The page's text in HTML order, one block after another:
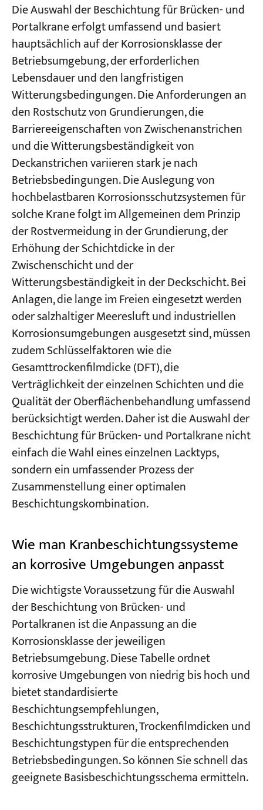
Die Auswahl der Beschichtung für Brücken- und
Portalkrane erfolgt umfassend und basiert
hauptsächlich auf der Korrosionsklasse der
Betriebsumgebung, der erforderlichen
Lebensdauer und den langfristigen
Witterungsbedingungen. Die Anforderungen an
den Rostschutz von Grundierungen, die
Barriereeigenschaften von Zwischenanstrichen
und die Witterungsbeständigkeit von
Deckanstrichen variieren stark je nach
Betriebsbedingungen. Die Auslegung von
hochbelastbaren Korrosionsschutzsystemen für
solche Krane folgt im Allgemeinen dem Prinzip
der Rostvermeidung in der Grundierung, der
Erhöhung der Schichtdicke in der
Zwischenschicht und der
Witterungsbeständigkeit in der Deckschicht. Bei
Anlagen, die lange im Freien eingesetzt werden
oder salzhaltiger Meeresluft und industriellen
Korrosionsumgebungen ausgesetzt sind, müssen
zudem Schlüsselfaktoren wie die
Gesamttrockenfilmdicke (DFT), die
Verträglichkeit der einzelnen Schichten und die
Qualität der Oberflächenbehandlung umfassend
berücksichtigt werden. Daher ist die Auswahl der
Beschichtung für Brücken- und Portalkrane nicht
einfach die Wahl eines einzelnen Lacktyps,
sondern ein umfassender Prozess der
Zusammenstellung einer optimalen
Beschichtungskombination.
Wie man Kranbeschichtungssysteme
an korrosive Umgebungen anpasst
Die wichtigste Voraussetzung für die Auswahl
der Beschichtung von Brücken- und
Portalkranen ist die Anpassung an die
Korrosionsklasse der jeweiligen
Betriebsumgebung. Diese Tabelle ordnet
korrosive Umgebungen von niedrig bis hoch und
bietet standardisierte
Beschichtungsempfehlungen,
Beschichtungsstrukturen, Trockenfilmdicken und
Beschichtungstypen für die entsprechenden
Betriebsbedingungen. So können Sie schnell das
geeignete Basisbeschichtungsschema ermitteln.